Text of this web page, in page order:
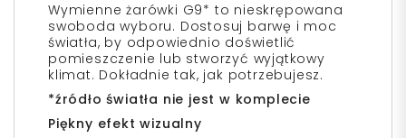
Wymienne żarówki G9* to nieskrępowana
swoboda wyboru. Dostosuj barwę i moc
światła, by odpowiednio doświetlić
pomieszczenie lub stworzyć wyjątkowy
klimat. Dokładnie tak, jak potrzebujesz.
*źródło światła nie jest w komplecie
Piękny efekt wizualny